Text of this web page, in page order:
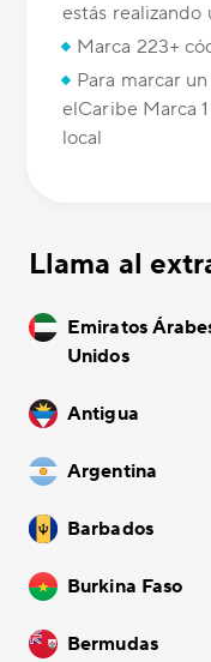
estás realizando
Marca 223+
Para marcar
elCaribe Marca
local
Llama al
Emiratos
Unidos
Antigua
Argentina
Barbados
Burkina Faso
Bermudas